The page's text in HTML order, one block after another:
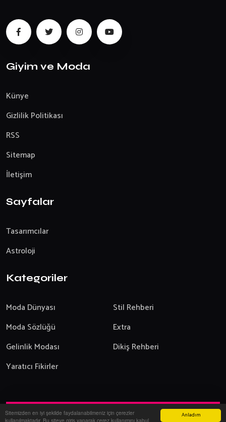
Anladım
Sitemizden en iyi şekilde faydalanabilmeniz için çerezler
kullanılmaktadır. Bu siteye giriş yaparak çerez kullanımını kabul
Giyim ve Moda
Künye
Gizlilik Politikası
RSS
Sitemap
İletişim
Sayfalar
Tasarımcılar
Astroloji
Kategoriler
Moda Dünyası
Stil Rehberi
Moda Sözlüğü
Extra
Gelinlik Modası
Dikiş Rehberi
Yaratıcı Fikirler